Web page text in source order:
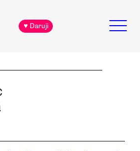
♥ Daruji